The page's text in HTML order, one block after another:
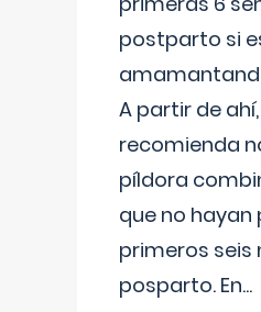
postparto si
A partir de
recomienda
píldora
que no hayan
primeros seis
posparto. En...